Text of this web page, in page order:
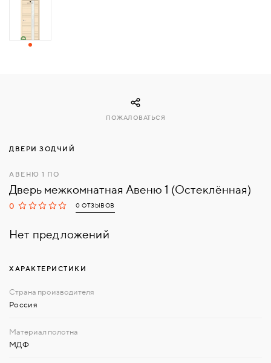
СВЯЗАТЬСЯ
ДВЕРИ ЗОДЧИЙ
АВЕНЮ 1 ПО
Дверь межкомнатная Авеню 1 (Остеклённая)
0 0 ОТЗЫВОВ
Нет предложений
ПОЖАЛОВАТЬСЯ
ХАРАКТЕРИСТИКИ
Россия
МДФ